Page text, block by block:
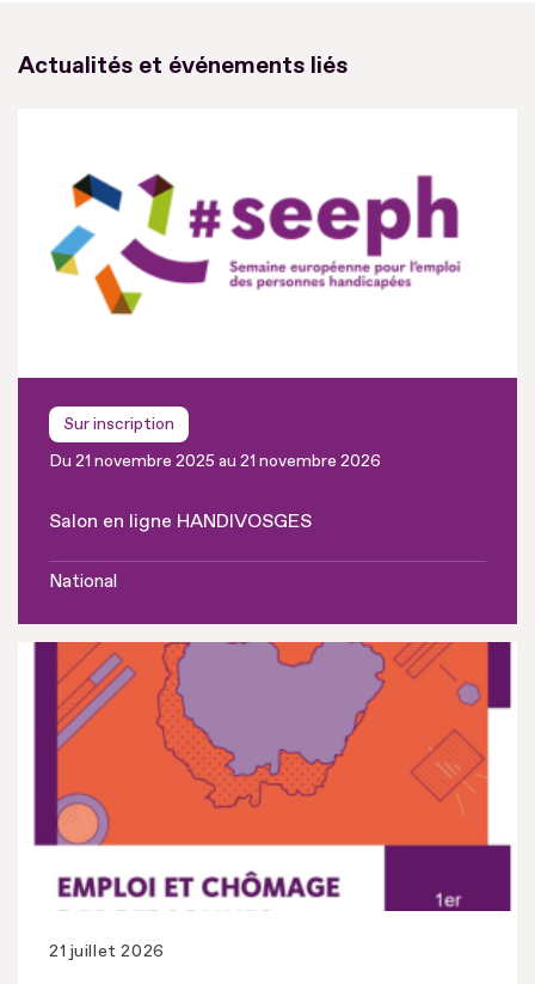
Actualités et événements liés
Sur inscription
Du 21 novembre 2025 au 21 novembre 2026
Salon en ligne HANDIVOSGES
National
21 juillet 2026